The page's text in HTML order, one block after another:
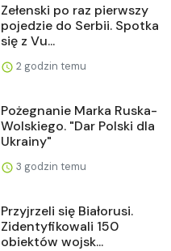
Zełenski po raz pierwszy
pojedzie do Serbii. Spotka
się z Vu...
2 godzin temu
Pożegnanie Marka Ruska-
Wolskiego. "Dar Polski dla
Ukrainy"
3 godzin temu
Przyjrzeli się Białorusi.
Zidentyfikowali 150
obiektów wojsk...